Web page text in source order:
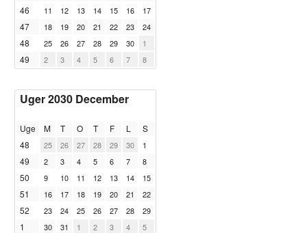
46 11 12 13 14 15 16 17
47 18 19 20 21 22 23 24
48 25 26 27 28 29 30 1
49 2 3 4 5 6 7 8
Uger 2030 December
Uge M T O T F L
S
48
25 26 27 28 29 30 1
49 2 3 4 5 6 7 8
50 9 10 11 12 13 14 15
51 16 17 18 19 20 21 22
52 23 24 25 26 27 28 29
1 30 31 1 2 3 4 5